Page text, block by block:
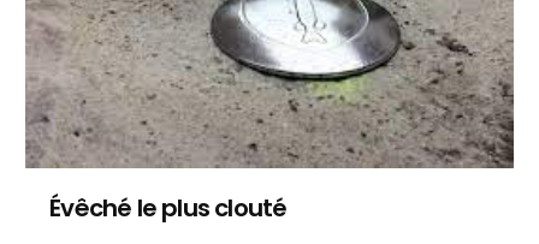
Évêché le plus clouté